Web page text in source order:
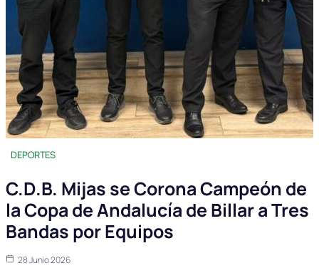
DEPORTES
C.D.B. Mijas se Corona Campeón de
la Copa de Andalucía de Billar a Tres
Bandas por Equipos
28 Junio 2026